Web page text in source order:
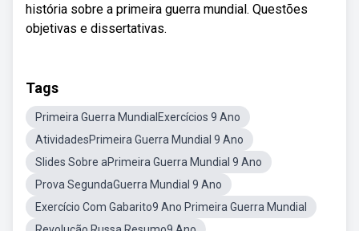
história sobre a primeira guerra mundial. Questões
objetivas e dissertativas.
Tags
Primeira Guerra MundialExercícios 9 Ano
AtividadesPrimeira Guerra Mundial 9 Ano
Slides Sobre aPrimeira Guerra Mundial 9 Ano
Prova SegundaGuerra Mundial 9 Ano
Exercício Com Gabarito9 Ano Primeira Guerra Mundial